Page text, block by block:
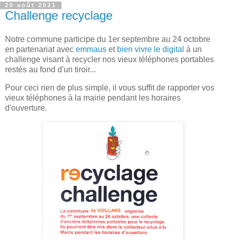
20 août 2021
Challenge recyclage
Notre commune participe du 1er septembre au 24 octobre
en partenariat avec emmaus et bien vivre le digital à un
challenge visant à recycler nos vieux téléphones portables
restés au fond d'un tiroir...
Pour ceci rien de plus simple, il vous suffit de rapporter vos
vieux téléphones à la mairie pendant les horaires
d'ouverture.